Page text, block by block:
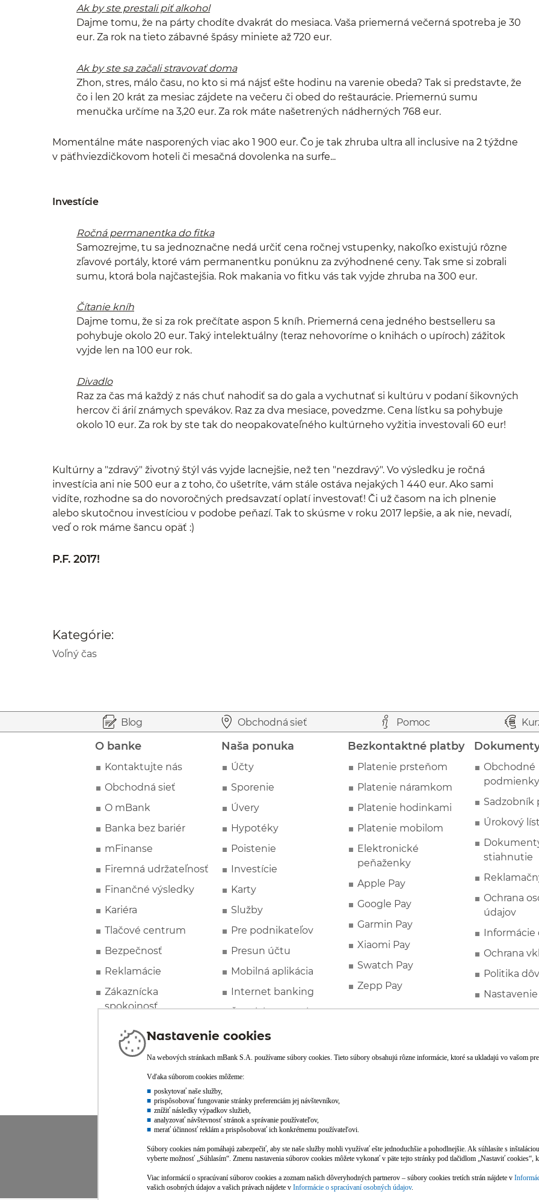
Ak by ste prestali piť alkohol
Dajme tomu, že na párty chodíte dvakrát do mesiaca. Vaša priemerná večerná spotreba je 30
eur. Za rok na tieto zábavné špásy miniete až 720 eur.
Ak by ste sa začali stravovať doma
Zhon, stres, málo času, no kto si má nájsť ešte hodinu na varenie obeda? Tak si predstavte, že
čo i len 20 krát za mesiac zájdete na večeru či obed do reštaurácie. Priemernú sumu
menučka určíme na 3,20 eur. Za rok máte našetrených nádherných 768 eur.
Momentálne máte nasporených viac ako 1 900 eur. Čo je tak zhruba ultra all inclusive na 2 týždne
v päťhviezdičkovom hoteli či mesačná dovolenka na surfe...
Investície
Ročná permanentka do fitka
Samozrejme, tu sa jednoznačne nedá určiť cena ročnej vstupenky, nakoľko existujú rôzne
zľavové portály, ktoré vám permanentku ponúknu za zvýhodnené ceny. Tak sme si zobrali
sumu, ktorá bola najčastejšia. Rok makania vo fitku vás tak vyjde zhruba na 300 eur.
Čítanie kníh
Dajme tomu, že si za rok prečítate aspon 5 kníh. Priemerná cena jedného bestselleru sa
pohybuje okolo 20 eur. Taký intelektuálny (teraz nehovoríme o knihách o upíroch) zážitok
vyjde len na 100 eur rok.
Divadlo
Raz za čas má každý z nás chuť nahodiť sa do gala a vychutnať si kultúru v podaní šikovných
hercov či árií známych spevákov. Raz za dva mesiace, povedzme. Cena lístku sa pohybuje
okolo 10 eur. Za rok by ste tak do neopakovateľného kultúrneho vyžitia investovali 60 eur!
Kultúrny a "zdravý" životný štýl vás vyjde lacnejšie, než ten "nezdravý". Vo výsledku je ročná
investícia ani nie 500 eur a z toho, čo ušetríte, vám stále ostáva nejakých 1 440 eur. Ako sami
vidíte, rozhodne sa do novoročných predsavzatí oplatí investovať! Či už časom na ich plnenie
alebo skutočnou investíciou v podobe peňazí. Tak to skúsme v roku 2017 lepšie, a ak nie, nevadí,
veď o rok máme šancu opäť :)
P.F. 2017!
Kategórie:
Voľný čas
Blog Obchodná sieť Pomoc
O banke
Kontaktujte nás
Obchodná sieť
O mBank
Banka bez bariér
mFinanse
Firemná udržateľnosť
Finančné výsledky
Kariéra
Tlačové centrum
Bezpečnosť
Reklamácie
Zákaznícka
spokojnosť
Naša ponuka
Účty
Sporenie
Úvery
Hypotéky
Poistenie
Investície
Karty
Služby
Pre podnikateľov
Presun účtu
Mobilná aplikácia
Internet banking
Špeciálne ponuky
Bezkontaktné platby
Platenie prsteňom
Platenie náramkom
Platenie hodinkami
Platenie mobilom
Elektronické
peňaženky
Apple Pay
Google Pay
Garmin Pay
Xiaomi Pay
Swatch Pay
Zepp Pay
Obchodné
podmienky
Sadzobník
Úrokový
stiahnutie
Ochrana
údajov
Informácie
Ochrana
Politika